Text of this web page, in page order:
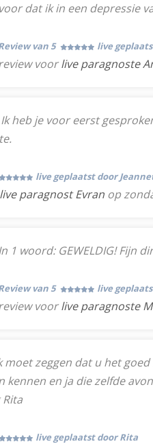
voor dat ik in een depressie
van 5 live
voorlive paragnoste
heb je voor eerst
live geplaatst door
live paragnost Evran op
1 woord: GEWELDIG! Fijn
van 5 live
voorlive paragnoste
moet zeggen dat u het
kennen en ja die zelfde
live geplaatst door Rita